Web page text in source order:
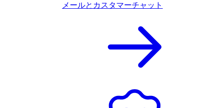
メールとカスタマーチャット